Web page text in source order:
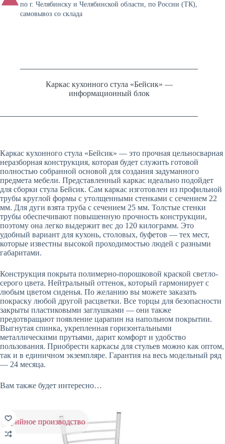
по г. Челябинску и Челябинской области, по России (ТК),
самовывоз со склада
Каркас кухонного стула «Бейсик» —
информационный блок
Каркас кухонного стула «Бейсик» — это прочная цельносварная
неразборная конструкция, которая будет служить готовой
полностью собранной основой для создания задуманного
предмета мебели. Представленный каркас идеально подойдет
для сборки стула Бейсик. Сам каркас изготовлен из профильной
трубы круглой формы с утолщенными стенками с сечением 22
мм. Для дуги взята труба с сечением 25 мм. Толстые стенки
трубы обеспечивают повышенную прочность конструкции,
поэтому она легко выдержит вес до 120 килограмм. Это
удобный вариант для кухонь, столовых, буфетов — тех мест,
которые известны высокой проходимостью людей с разными
габаритами.
Конструкция покрыта полимерно-порошковой краской светло-
серого цвета. Нейтральный оттенок, который гармонирует с
любым цветом сиденья. По желанию вы можете заказать
покраску любой другой расцветки. Все торцы для безопасности
закрыты пластиковыми заглушками — они также
предотвращают появление царапин на напольном покрытии.
Выгнутая спинка, укрепленная горизонтальными
металлическими прутьями, дарит комфорт и удобство
пользования. Приобрести каркасы для стульев можно как оптом,
так и в единичном экземпляре. Гарантия на весь модельный ряд
— 24 месяца.
Вам также будет интересно…
серийное производство